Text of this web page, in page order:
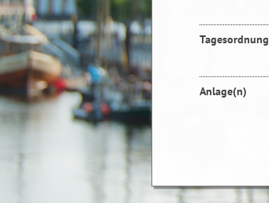
Tagesordnung
Anlage(n)